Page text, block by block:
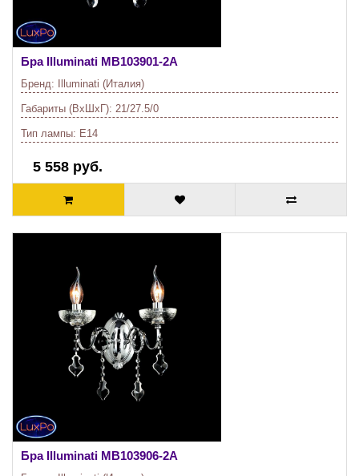
Бра Illuminati MB103901-2A
Бренд: Illuminati (Италия)
Габариты (ВхШхГ): 21/27.5/0
Тип лампы: E14
5 558 руб.
Бра Illuminati MB103906-2A